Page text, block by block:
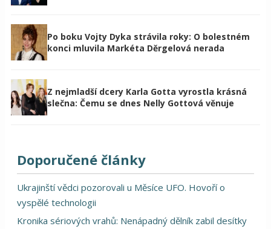
Po boku Vojty Dyka strávila roky: O bolestném
konci mluvila Markéta Děrgelová nerada
Z nejmladší dcery Karla Gotta vyrostla krásná
slečna: Čemu se dnes Nelly Gottová věnuje
Doporučené články
Ukrajinští vědci pozorovali u Měsíce UFO. Hovoří o
vyspělé technologii
Kronika sériových vrahů: Nenápadný dělník zabil desítky